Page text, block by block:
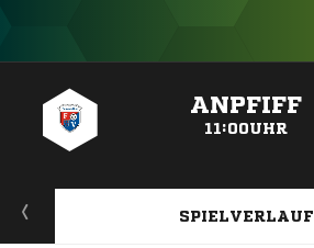
ANPFIFF
11:00UHR
SPIELVERLAUF